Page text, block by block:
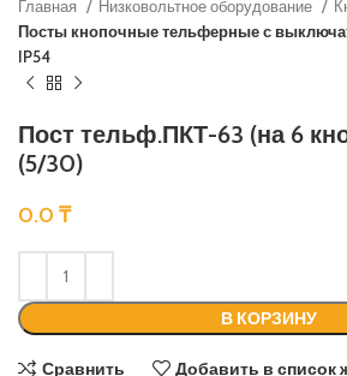
Главная Низковольтное оборудование
Посты кнопочные тельферные с
IP54
Пост тельф.ПКТ-63 (на 6
(5/30)
0.0 ₸
В КОРЗИНУ
Сравнить Добавить в список